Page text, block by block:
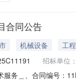
合同公告
机械设备
工程
招标单位
服务＿、合同编号：